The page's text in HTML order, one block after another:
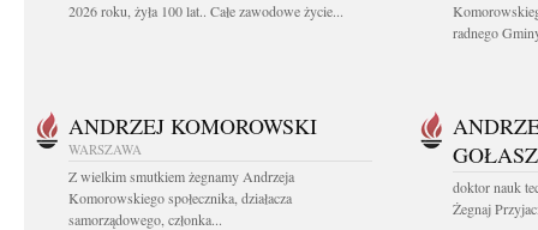
2026 roku, żyła 100 lat.. Całe zawodowe życie...
radnego
ANDRZEJ KOMOROWSKI
WARSZAWA
Z wielkim smutkiem żegnamy Andrzeja
Komorowskiego społecznika, działacza
samorządowego, członka...
doktor nauk
Żegnaj